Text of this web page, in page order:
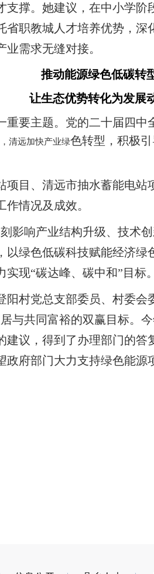
撑。她建议，在中小学
职教城人才培养优势，
需求无缝对接。
推动能源绿色低碳转
让生态优势转化为发展
要主题。党的二十届四
清远加快产业绿色转型，积极
目、清远市抽水蓄能电
情况及成效。
影响产业结构升级、技术
绿色低碳科技赋能经济
现“碳达峰、碳中和”目标。
村党总支部委员、村委会
与共同富裕的双赢目标。
议，得到了办理部门的
府部门大力支持绿色能